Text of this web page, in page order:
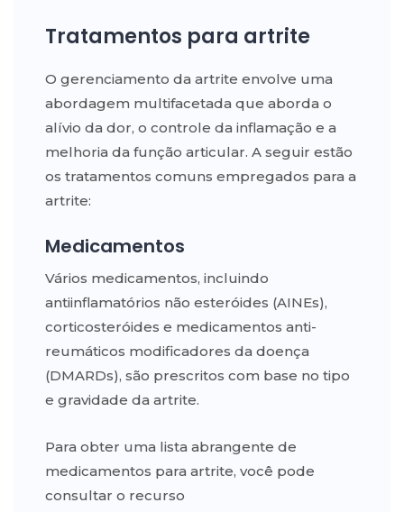
Tratamentos para artrite
O gerenciamento da artrite envolve uma
abordagem multifacetada que aborda o
alívio da dor, o controle da inflamação e a
melhoria da função articular. A seguir estão
os tratamentos comuns empregados para a
artrite:
Medicamentos
Vários medicamentos, incluindo
antiinflamatórios não esteróides (AINEs),
corticosteróides e medicamentos anti-
reumáticos modificadores da doença
(DMARDs), são prescritos com base no tipo
e gravidade da artrite.
Para obter uma lista abrangente de
medicamentos para artrite, você pode
consultar o recurso